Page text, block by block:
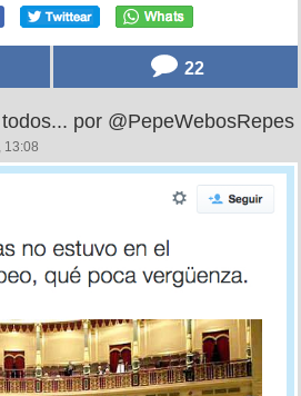
22
por @PepeWebosRepes
13:08